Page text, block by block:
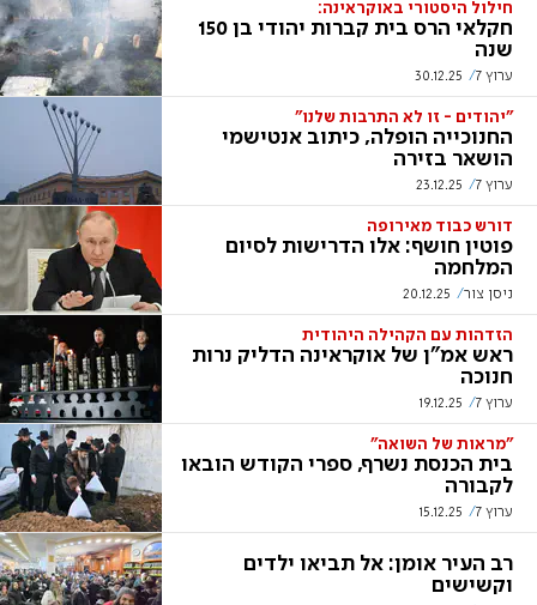
חילול היסטורי באוקראינה:
חקלאי הרס בית קברות יהודי בן 150
שנה
ערוץ 7 30.12.25
"יהודים - זו לא התרבות שלנו"
החנוכייה הופלה, כיתוב אנטישמי
הושאר בזירה
ערוץ 7 23.12.25
דורש כבוד מאירופה
פוטין חושף: אלו הדרישות לסיום
המלחמה
ניסן צור 20.12.25
הזדהות עם הקהילה היהודית
ראש אמ"ן של אוקראינה הדליק נרות
חנוכה
ערוץ 7 19.12.25
"מראות של השואה"
בית הכנסת נשרף, ספרי הקודש הובאו
לקבורה
ערוץ 7 15.12.25
רב העיר אומן: אל תביאו ילדים
וקשישים